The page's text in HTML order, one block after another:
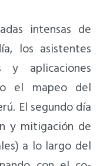
intensas de
los asistentes
y aplicaciones
el mapeo del
El segundo día
y mitigación de
a lo largo del